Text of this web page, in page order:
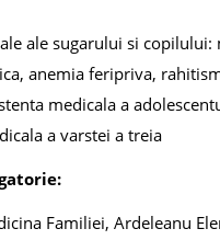
ale sugarului si
anemia feripriva,
medicala a
a varstei a treia
Familiei, Ardeleanu